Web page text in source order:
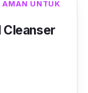
AMAN UNTUK
Cleanser